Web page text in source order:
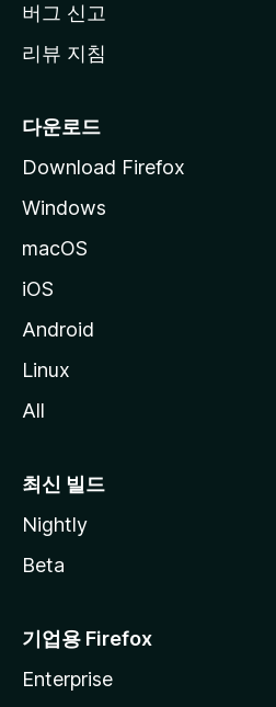
버그 신고
리뷰 지침
다운로드
Download Firefox
Windows
macOS
iOS
Android
Linux
All
최신 빌드
Nightly
Beta
기업용 Firefox
Enterprise